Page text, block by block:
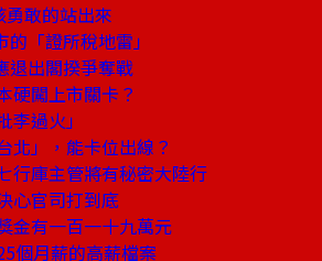
敢的站出來
「證所稅地雷」
退出閣揆爭奪戰
硬闖上市關卡？
李過火」
北」，能卡位出線？
行庫主管將有秘密大陸行
心官司打到底
金有一百一十九萬元
個月薪的高薪檔案